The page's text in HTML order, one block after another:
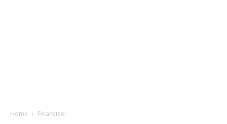
Home Financieel